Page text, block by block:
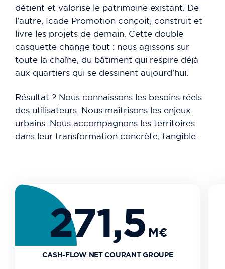
détient et valorise le patrimoine existant. De
l'autre, Icade Promotion conçoit, construit et
livre les projets de demain. Cette double
casquette change tout : nous agissons sur
toute la chaîne, du bâtiment qui respire déjà
aux quartiers qui se dessinent aujourd'hui.
Résultat ? Nous connaissons les besoins réels
des utilisateurs. Nous maîtrisons les enjeux
urbains. Nous accompagnons les territoires
dans leur transformation concrète, tangible.
271,5 M€
CASH-FLOW NET COURANT GROUPE